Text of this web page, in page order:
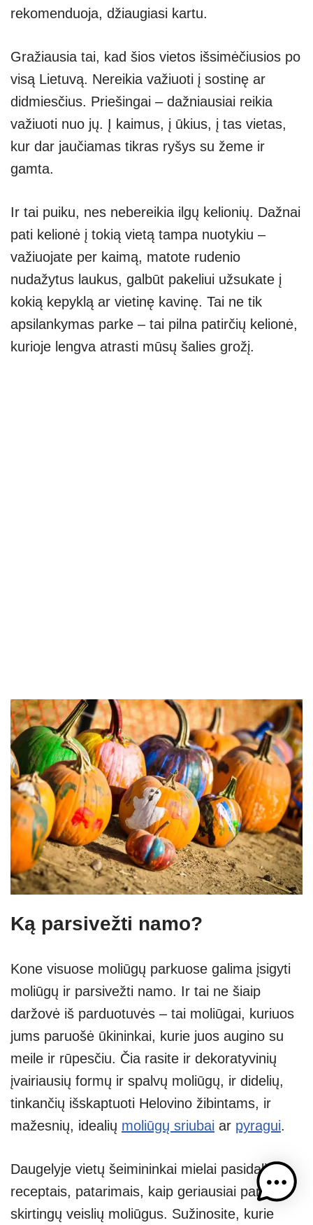
rekomenduoja, džiaugiasi kartu.
Gražiausia tai, kad šios vietos išsimėčiusios po
visą Lietuvą. Nereikia važiuoti į sostinę ar
didmiesčius. Priešingai – dažniausiai reikia
važiuoti nuo jų. Į kaimus, į ūkius, į tas vietas,
kur dar jaučiamas tikras ryšys su žeme ir
gamta.
Ir tai puiku, nes nebereikia ilgų kelionių. Dažnai
pati kelionė į tokią vietą tampa nuotykiu –
važiuojate per kaimą, matote rudenio
nudažytus laukus, galbūt pakeliui užsukate į
kokią kepyklą ar vietinę kavinę. Tai ne tik
apsilankymas parke – tai pilna patirčių kelionė,
kurioje lengva atrasti mūsų šalies grožį.
Ką parsivežti namo?
Kone visuose moliūgų parkuose galima įsigyti
moliūgų ir parsivežti namo. Ir tai ne šiaip
daržovė iš parduotuvės – tai moliūgai, kuriuos
jums paruošė ūkininkai, kurie juos augino su
meile ir rūpesčiu. Čia rasite ir dekoratyvinių
įvairiausių formų ir spalvų moliūgų, ir didelių,
tinkančių išskaptuoti Helovino žibintams, ir
mažesnių, idealių moliūgų sriubai ar pyragui.
Daugelyje vietų šeimininkai mielai pasidalins
receptais, patarimais, kaip geriausiai paruošti
skirtingų veislių moliūgus. Sužinosite, kurie